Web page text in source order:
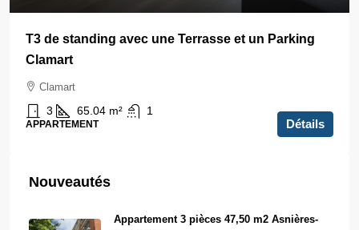
T3 de standing avec une Terrasse et un Parking
Clamart
Clamart
3 65.04 m² 1
APPARTEMENT Détails
Nouveautés
Appartement 3 pièces 47,50 m2 Asnières-